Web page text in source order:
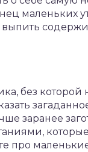
маленьких
без
заранее
про